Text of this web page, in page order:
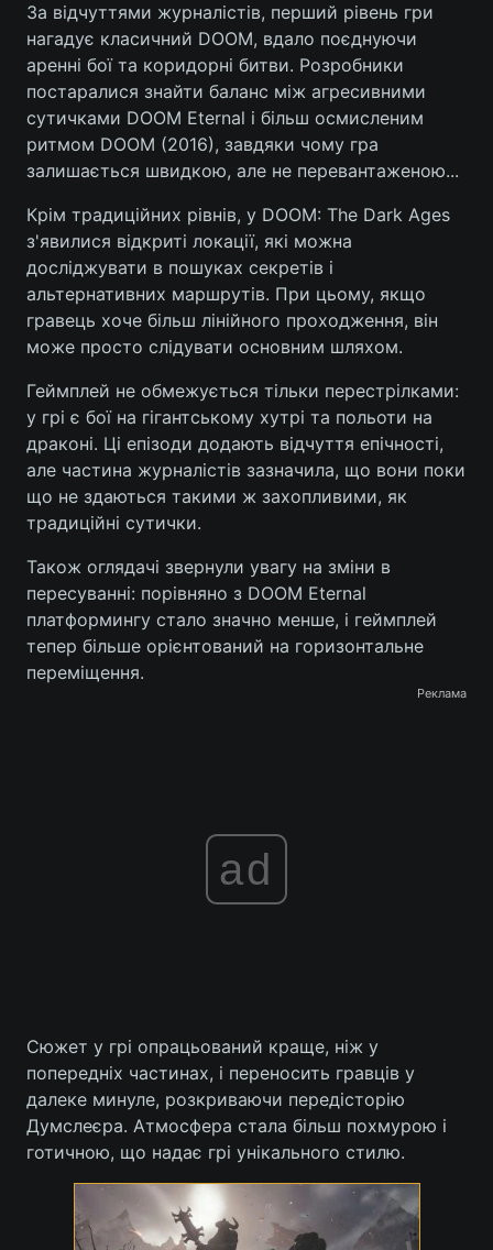
Контакти
Послуги
Тема оформлення
За відчуттями журналістів, перший рівень гри
нагадує класичний DOOM, вдало поєднуючи
аренні бої та коридорні битви. Розробники
постаралися знайти баланс між агресивними
сутичками DOOM Eternal і більш осмисленим
ритмом DOOM (2016), завдяки чому гра
залишається швидкою, але не перевантаженою...
Крім традиційних рівнів, у DOOM: The Dark Ages
з'явилися відкриті локації, які можна
досліджувати в пошуках секретів і
альтернативних маршрутів. При цьому, якщо
гравець хоче більш лінійного проходження, він
може просто слідувати основним шляхом.
Геймплей не обмежується тільки перестрілками:
у грі є бої на гігантському хутрі та польоти на
драконі. Ці епізоди додають відчуття епічності,
але частина журналістів зазначила, що вони поки
що не здаються такими ж захопливими, як
традиційні сутички.
Також оглядачі звернули увагу на зміни в
пересуванні: порівняно з DOOM Eternal
платформингу стало значно менше, і геймплей
тепер більше орієнтований на горизонтальне
переміщення.
Реклама
ad
Сюжет у грі опрацьований краще, ніж у
попередніх частинах, і переносить гравців у
далеке минуле, розкриваючи передісторію
Думслеєра. Атмосфера стала більш похмурою і
готичною, що надає грі унікального стилю.